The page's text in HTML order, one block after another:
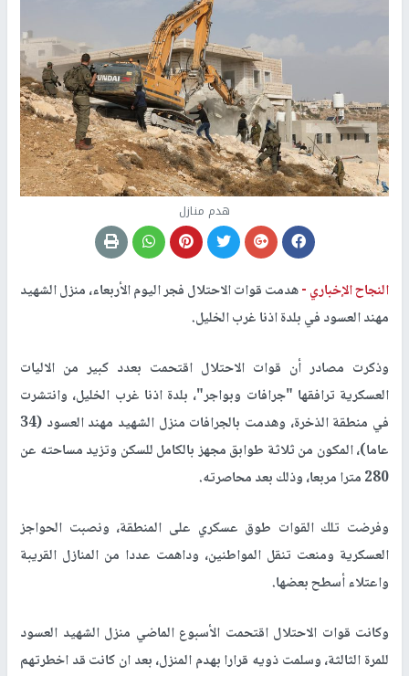
هدم منازل
النجاح الإخباري -هدمت قوات الاحتلال فجر اليوم الأربعاء، منزل الشهيد
مهند العسود في بلدة اذنا غرب الخليل.
وذكرت مصادر أن قوات الاحتلال اقتحمت بعدد كبير من الاليات
العسكرية ترافقها "جرافات وبواجر"، بلدة اذنا غرب الخليل، وانتشرت
في منطقة الذخرة، وهدمت بالجرافات منزل الشهيد مهند العسود (34
عاما)، المكون من ثلاثة طوابق مجهز بالكامل للسكن وتزيد مساحته عن
280 مترا مربعا، وذلك بعد محاصرته.
وفرضت تلك القوات طوق عسكري على المنطقة، ونصبت الحواجز
العسكرية ومنعت تنقل المواطنين، وداهمت عددا من المنازل القريبة
واعتلاء أسطح بعضها.
وكانت قوات الاحتلال اقتحمت الأسبوع الماضي منزل الشهيد العسود
للمرة الثالثة، وسلمت ذويه قرارا بهدم المنزل، بعد ان كانت قد اخطرتهم